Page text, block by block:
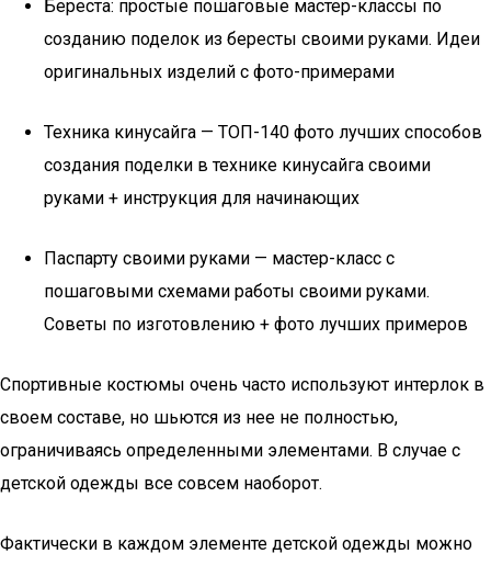
Береста: простые пошаговые мастер-классы по
созданию поделок из бересты своими руками. Идеи
оригинальных изделий с фото-примерами
Техника кинусайга — ТОП-140 фото лучших способов
создания поделки в технике кинусайга своими
руками + инструкция для начинающих
Паспарту своими руками — мастер-класс с
пошаговыми схемами работы своими руками.
Советы по изготовлению + фото лучших примеров
Спортивные костюмы очень часто используют интерлок в
своем составе, но шьются из нее не полностью,
ограничиваясь определенными элементами. В случае с
детской одежды все совсем наоборот.
Фактически в каждом элементе детской одежды можно